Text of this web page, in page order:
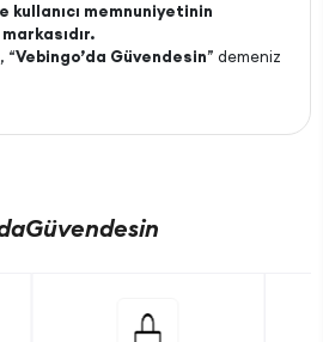
kullanıcı memnuniyetinin
“Vebingo’da Güvendesin” demeniz
Güvendesin